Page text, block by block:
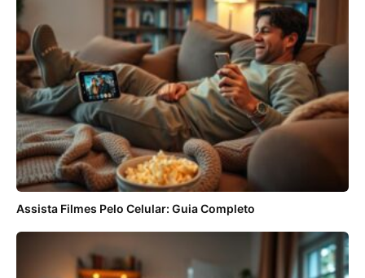
Assista Filmes Pelo Celular: Guia Completo